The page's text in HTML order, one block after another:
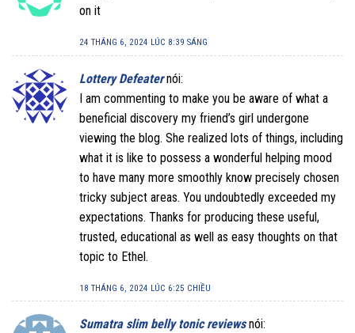
on it
24 THÁNG 6, 2024 LÚC 8:39 SÁNG
Lottery Defeater nói:
I am commenting to make you be aware of what a
beneficial discovery my friend’s girl undergone
viewing the blog. She realized lots of things, including
what it is like to possess a wonderful helping mood
to have many more smoothly know precisely chosen
tricky subject areas. You undoubtedly exceeded my
expectations. Thanks for producing these useful,
trusted, educational as well as easy thoughts on that
topic to Ethel.
18 THÁNG 6, 2024 LÚC 6:25 CHIỀU
Sumatra slim belly tonic reviews nói: